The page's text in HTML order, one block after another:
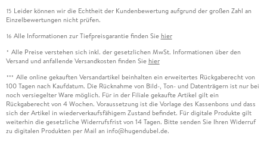
15 Leider können wir die Echtheit der Kundenbewertung aufgrund der großen Zahl an
Einzelbewertungen nicht prüfen.
16 Alle Informationen zur Tiefpreisgarantie finden Sie hier
* Alle Preise verstehen sich inkl. der gesetzlichen MwSt. Informationen über den
Versand und anfallende Versandkosten finden Sie hier
*** Alle online gekauften Versandartikel beinhalten ein erweitertes Rückgaberecht von
100 Tagen nach Kaufdatum. Die Rücknahme von Bild-, Ton- und Datenträgern ist nur bei
noch versiegelter Ware möglich. Für in der Filiale gekaufte Artikel gilt ein
Rückgaberecht von 4 Wochen. Voraussetzung ist die Vorlage des Kassenbons und dass
sich der Artikel in wiederverkaufsfähigem Zustand befindet. Für digitale Produkte gilt
weiterhin die gesetzliche Widerrufsfrist von 14 Tagen. Bitte senden Sie Ihren Widerruf
zu digitalen Produkten per Mail an info@hugendubel.de.